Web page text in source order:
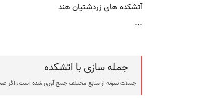
آتشکده های زردشتیان هند
...
جمله سازی با اتشکده
جملات نمونه از منابع مختلف جمع آوری شده است، اگر